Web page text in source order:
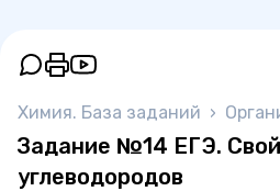
Химия. База заданий ›
Задание №14 ЕГЭ.
углеводородов